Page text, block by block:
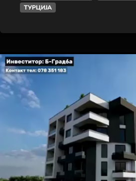
ТУРЦИЈА